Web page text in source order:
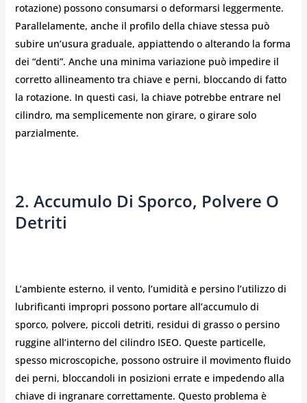
rotazione) possono consumarsi o deformarsi leggermente.
Parallelamente, anche il profilo della chiave stessa può
subire un’usura graduale, appiattendo o alterando la forma
dei “denti”. Anche una minima variazione può impedire il
corretto allineamento tra chiave e perni, bloccando di fatto
la rotazione. In questi casi, la chiave potrebbe entrare nel
cilindro, ma semplicemente non girare, o girare solo
parzialmente.
2. Accumulo Di Sporco, Polvere O
Detriti
L’ambiente esterno, il vento, l’umidità e persino l’utilizzo di
lubrificanti impropri possono portare all’accumulo di
sporco, polvere, piccoli detriti, residui di grasso o persino
ruggine all’interno del cilindro ISEO. Queste particelle,
spesso microscopiche, possono ostruire il movimento fluido
dei perni, bloccandoli in posizioni errate e impedendo alla
chiave di ingranare correttamente. Questo problema è